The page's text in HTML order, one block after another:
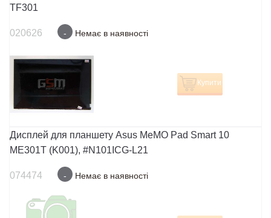
TF301
020626 - Немає в наявності
Купити
Дисплей для планшету Asus MeMO Pad Smart 10
ME301T (K001), #N101ICG-L21
074474 - Немає в наявності